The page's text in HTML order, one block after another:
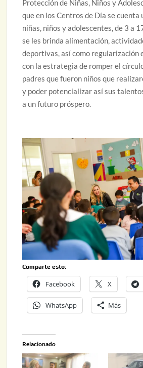
Protección de Niñas, Niños y
que en los Centros de Día se cuenta
niñas, niños y adolescentes, de 3 a
se les brinda alimentación,
deportivas, así como regularización
con la estrategia de romper el
padres que fueron niños que
y poder potencializar así sus
a un futuro próspero.
Comparte esto:
Facebook X
WhatsApp Más
Relacionado